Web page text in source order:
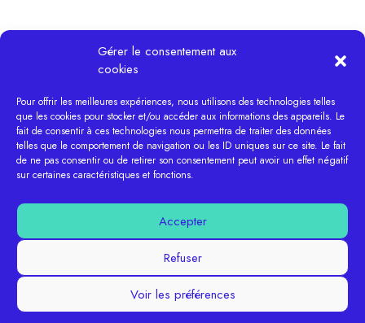
Gérer le consentement aux
cookies
Pour offrir les meilleures expériences, nous utilisons des technologies telles
que les cookies pour stocker et/ou accéder aux informations des appareils. Le
fait de consentir à ces technologies nous permettra de traiter des données
telles que le comportement de navigation ou les ID uniques sur ce site. Le fait
de ne pas consentir ou de retirer son consentement peut avoir un effet négatif
sur certaines caractéristiques et fonctions.
Accepter
Refuser
Voir les préférences
Du lundi au jeudi : 9h00 - 12h00 & 13h30 - 17h00